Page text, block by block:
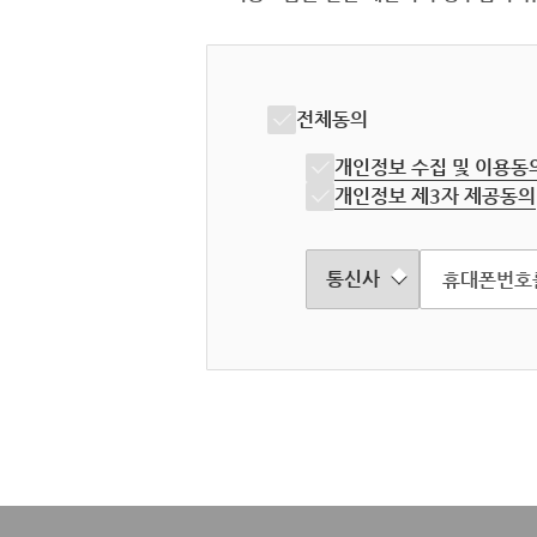
전체동의
개인정보 수집 및 이용동
개인정보 제3자 제공동의